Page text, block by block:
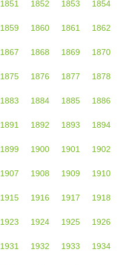
1851 1852 1853 1854
1859 1860 1861 1862
1867 1868 1869 1870
1875 1876 1877 1878
1883 1884 1885 1886
1891 1892 1893 1894
1899 1900 1901 1902
1907 1908 1909 1910
1915 1916 1917 1918
1923 1924 1925 1926
1931 1932 1933 1934